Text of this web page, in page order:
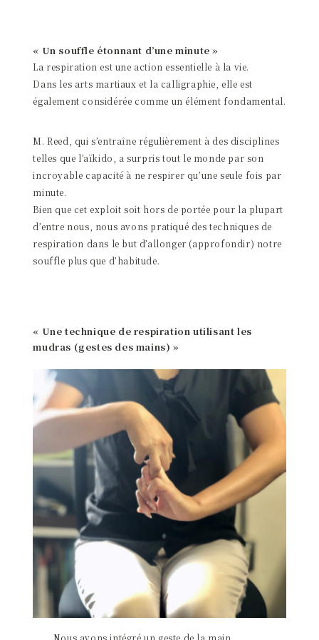
« Un souffle étonnant d’une minute »
La respiration est une action essentielle à la vie.
Dans les arts martiaux et la calligraphie, elle est
également considérée comme un élément fondamental.
M. Reed, qui s’entraîne régulièrement à des disciplines
telles que l’aïkido, a surpris tout le monde par son
incroyable capacité à ne respirer qu’une seule fois par
minute.
Bien que cet exploit soit hors de portée pour la plupart
d’entre nous, nous avons pratiqué des techniques de
respiration dans le but d’allonger (approfondir) notre
souffle plus que d’habitude.
« Une technique de respiration utilisant les
mudras (gestes des mains) »
Nous avons intégré un geste de la main,